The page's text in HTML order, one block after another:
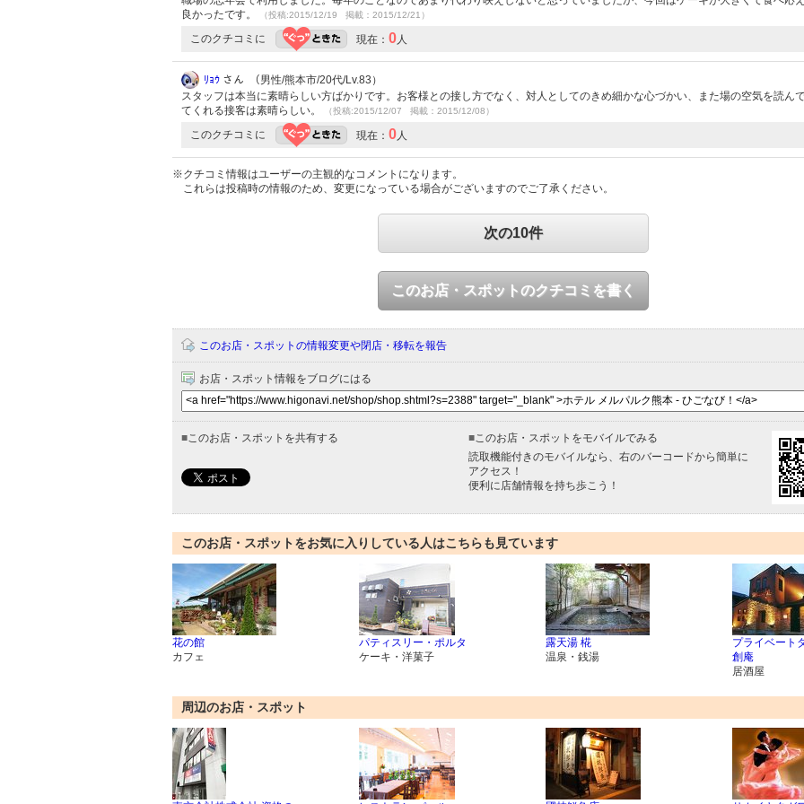
良かったです。
（投稿:2015/12/19 掲載：2015/12/21）
このクチコミに 現在： 0 人
ﾘｮｳ さん （男性/熊本市/20代/Lv.83）
スタッフは本当に素晴らしい方ばかりです。お客様との接し方でなく、対人としてのきめ細かな心づかい、また場の空気を読ん
てくれる接客は素晴らしい。
（投稿:2015/12/07 掲載：2015/12/08）
このクチコミに 現在： 0 人
※クチコミ情報はユーザーの主観的なコメントになります。
これらは投稿時の情報のため、変更になっている場合がございますのでご了承ください。
次の10件
このお店・スポットのクチコミを書く
このお店・スポットの情報変更や閉店・移転を報告
お店・スポット情報をブログにはる
■ このお店・スポットを共有する ■ このお店・スポットをモバイルでみる
読取機能付きのモバイルなら、右のバーコードから簡単に
アクセス！
便利に店舗情報を持ち歩こう！
このお店・スポットをお気に入りしている人はこちらも見ています
花の館
カフェ
パティスリー・ポルタ
ケーキ・洋菓子
露天湯 椛
温泉・銭湯
プライベート
創庵
居酒屋
周辺のお店・スポット